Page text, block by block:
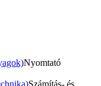
Nyomtató
Számítás- és